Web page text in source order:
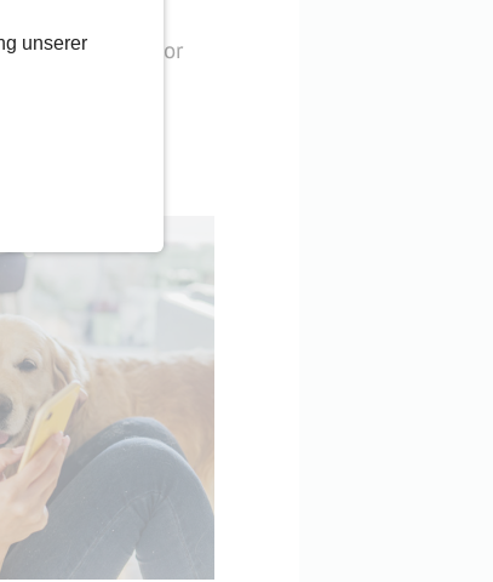
unserer
anders und vor